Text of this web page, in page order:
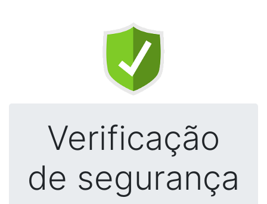
Verificação
de segurança